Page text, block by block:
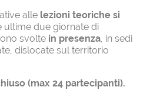
alle lezioni teoriche si
ultime due giornate di
svolte in presenza, in sedi
dislocate sul territorio
(max 24 partecipanti).